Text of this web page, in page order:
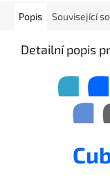
Popis Související
Detailní popis